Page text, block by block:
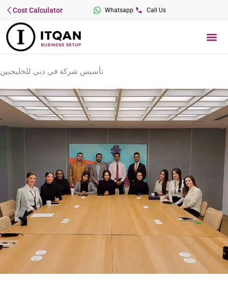
Skip
content
Whatsapp Call Us
Cost Calculator
تأسيس شركة في دبي للخليجيين